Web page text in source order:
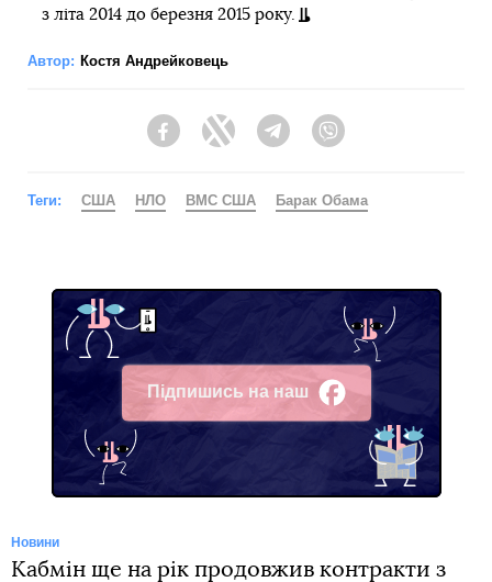
з літа 2014 до березня 2015 року.
Автор: Костя Андрейковець
FacebookTwitter Telegram
Теги: США НЛО ВМС США Барак Обама
Підпишись на наш
Facebook
Новини
Кабмін ще на рік продовжив контракти з